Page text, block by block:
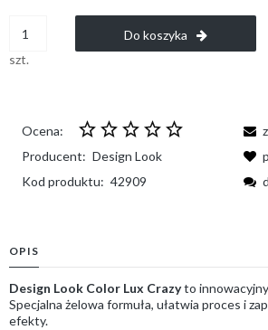
szt.
Do koszyka
Ocena:
Producent: Design Look
Kod produktu: 42909
OPIS
Design Look Color Lux Crazyto innowacyjny
Specjalna żelowa formuła, ułatwia proces i
efekty.